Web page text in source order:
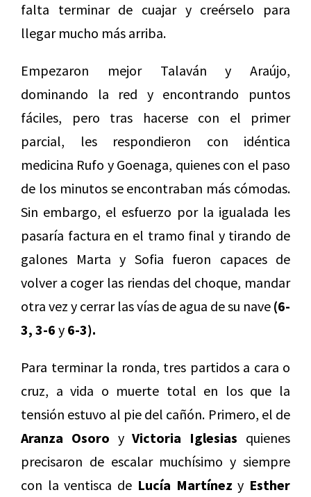
falta terminar de cuajar y creérselo para
llegar mucho más arriba.
Empezaron mejor Talaván y Araújo,
dominando la red y encontrando puntos
fáciles, pero tras hacerse con el primer
parcial, les respondieron con idéntica
medicina Rufo y Goenaga, quienes con el paso
de los minutos se encontraban más cómodas.
Sin embargo, el esfuerzo por la igualada les
pasaría factura en el tramo final y tirando de
galones Marta y Sofia fueron capaces de
volver a coger las riendas del choque, mandar
otra vez y cerrar las vías de agua de su nave (6-
3, 3-6 y 6-3).
Para terminar la ronda, tres partidos a cara o
cruz, a vida o muerte total en los que la
tensión estuvo al pie del cañón. Primero, el de
Aranza Osoro yVictoria Iglesias quienes
precisaron de escalar muchísimo y siempre
con la ventisca de Lucía Martínez y Esther